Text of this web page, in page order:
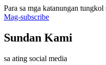
Para sa mga katanungan
Mag-subscribe
Sundan Kami
sa ating social media